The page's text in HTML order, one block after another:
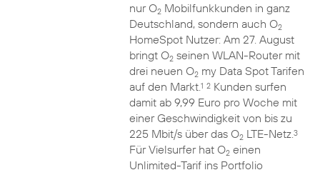
nur O2Mobilfunkkunden in ganz
Deutschland, sondern auch O2
HomeSpot Nutzer: Am 27. August
bringt O2seinen WLAN-Router mit
drei neuen O2my Data Spot Tarifen
auf den Markt.1 2Kunden surfen
damit ab 9,99 Euro pro Woche mit
einer Geschwindigkeit von bis zu
225 Mbit/s über das O2LTE-Netz.3
Für Vielsurfer hat O2einen
Unlimited-Tarif ins Portfolio